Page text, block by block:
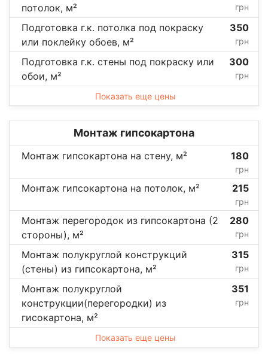
потолок, м²
грн
Подготовка г.к. потолка под покраску
или поклейку обоев, м²
350
грн
Подготовка г.к. стены под покраску или
обои, м²
300
грн
Показать еще цены
Монтаж гипсокартона
Монтаж гипсокартона на стену, м² 180
грн
Монтаж гипсокартона на потолок, м² 215
грн
Монтаж перегородок из гипсокартона (2
стороны), м²
280
грн
Монтаж полукруглой конструкций
(стены) из гипсокартона, м²
315
грн
Монтаж полукруглой
конструкции(перегородки) из
гисокартона, м²
351
грн
Показать еще цены